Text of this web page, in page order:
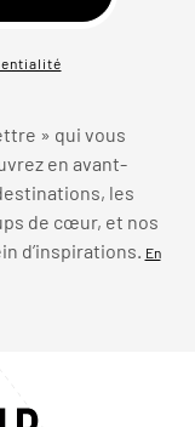
» qui vous
en avant-
les
de cœur, et nos
d’inspirations. En